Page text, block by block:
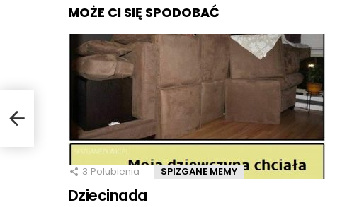
MOŻE CI SIĘ SPODOBAĆ
3 Polubienia SPIZGANE MEMY
Dziecinada